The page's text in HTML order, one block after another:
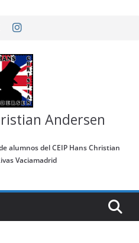
Andersen
alumnos del CEIP Hans Christian
Vaciamadrid